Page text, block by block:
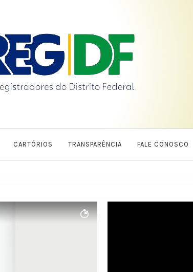
CARTÓRIOS TRANSPARÊNCIA FALE CONOSCO